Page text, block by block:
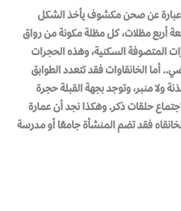
عبارة عن صحن مكشوف يأخذ الشكل
أربع مظلات، كل مظلة مكونة من رواق
المتصوفة السكنية، وهذه الحجرات
أما الخانقاوات فقد تتعدد الطوابق
ولا منبر، وتوجد بجهة القبلة حجرة
حلقات ذكر. وهكذا نجد أن عمارة
فقد تضم المنشأة جامعًا أو مدرسة